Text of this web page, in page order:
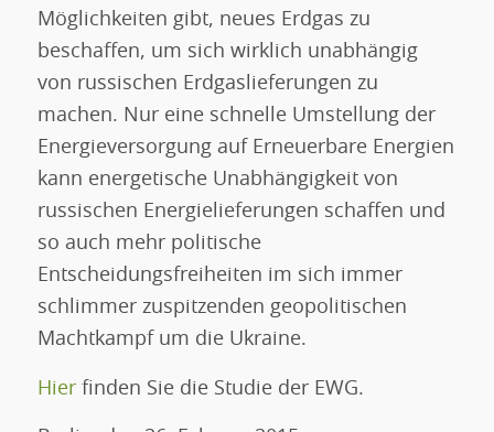
Möglichkeiten gibt, neues Erdgas zu
beschaffen, um sich wirklich unabhängig
von russischen Erdgaslieferungen zu
machen. Nur eine schnelle Umstellung der
Energieversorgung auf Erneuerbare Energien
kann energetische Unabhängigkeit von
russischen Energielieferungen schaffen und
so auch mehr politische
Entscheidungsfreiheiten im sich immer
schlimmer zuspitzenden geopolitischen
Machtkampf um die Ukraine.
Hierfinden Sie die Studie der EWG.